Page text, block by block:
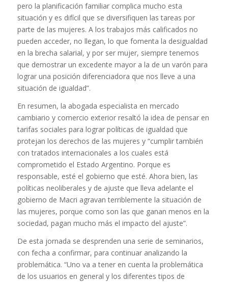
pero la planificación familiar complica mucho esta
situación y es difícil que se diversifiquen las tareas por
parte de las mujeres. A los trabajos más calificados no
pueden acceder, no llegan, lo que fomenta la desigualdad
en la brecha salarial, y por ser mujer, siempre tenemos
que demostrar un excedente mayor a la de un varón para
lograr una posición diferenciadora que nos lleve a una
situación de igualdad”.
En resumen, la abogada especialista en mercado
cambiario y comercio exterior resaltó la idea de pensar en
tarifas sociales para lograr políticas de igualdad que
protejan los derechos de las mujeres y “cumplir también
con tratados internacionales a los cuales está
comprometido el Estado Argentino. Porque es
responsable, esté el gobierno que esté. Ahora bien, las
políticas neoliberales y de ajuste que lleva adelante el
gobierno de Macri agravan terriblemente la situación de
las mujeres, porque como son las que ganan menos en la
sociedad, pagan mucho más el impacto del ajuste”.
De esta jornada se desprenden una serie de seminarios,
con fecha a confirmar, para continuar analizando la
problemática. “Uno va a tener en cuenta la problemática
de los usuarios en general y los diferentes tipos de